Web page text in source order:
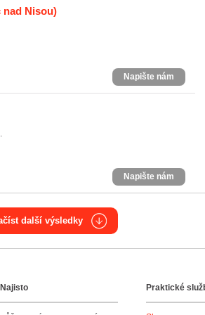
Nisou)
Napište nám
Napište nám
další výsledky
Praktické